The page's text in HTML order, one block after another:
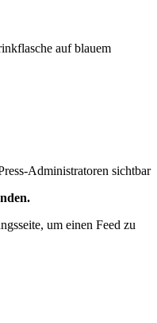
Administratoren sichtbar
um einen Feed zu